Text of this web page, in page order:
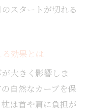
スタートが切れる
効果とは
大きく影響しま
自然なカーブを保
は首や肩に負担が